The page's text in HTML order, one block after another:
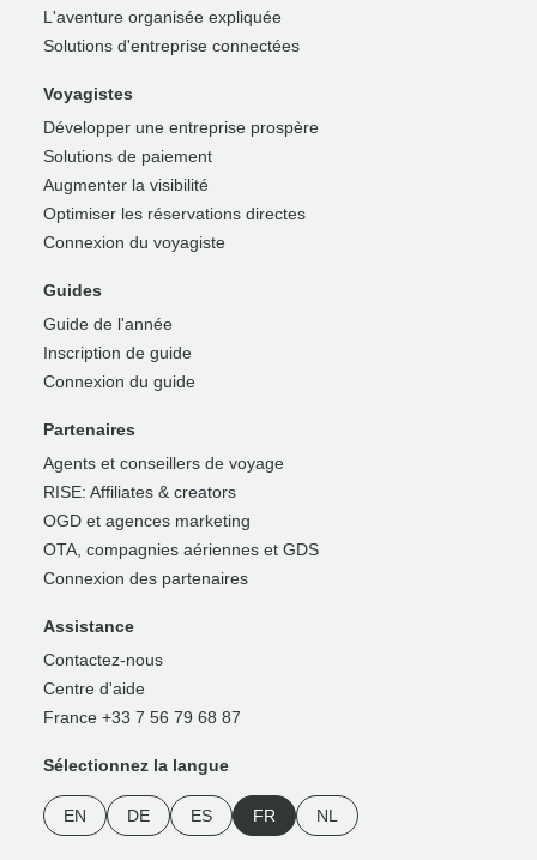
L'aventure organisée expliquée
Solutions d'entreprise connectées
Voyagistes
Développer une entreprise prospère
Solutions de paiement
Augmenter la visibilité
Optimiser les réservations directes
Connexion du voyagiste
Guides
Guide de l'année
Inscription de guide
Connexion du guide
Partenaires
Agents et conseillers de voyage
RISE: Affiliates & creators
OGD et agences marketing
OTA, compagnies aériennes et GDS
Connexion des partenaires
Assistance
Contactez-nous
Centre d'aide
France +33 7 56 79 68 87
Sélectionnez la langue
EN DE ES FR NL